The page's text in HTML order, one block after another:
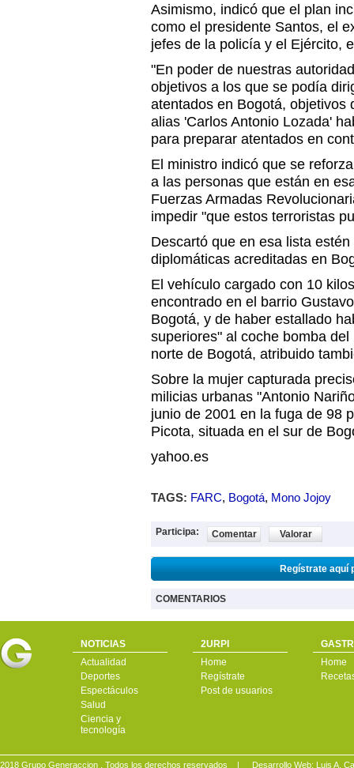
Asimismo, indicó que el plan
como el presidente Santos, el
jefes de la policía y el Ejército,
"En poder de nuestras
objetivos a los que se podía
atentados en Bogotá, objetivos
alias 'Carlos Antonio Lozada'
para preparar atentados en
El ministro indicó que se
a las personas que están en
Fuerzas Armadas
impedir "que estos terroristas
Descartó que en esa lista
diplomáticas acreditadas en
El vehículo cargado con 10
encontrado en el barrio
Bogotá, y de haber estallado
superiores" al coche bomba
norte de Bogotá, atribuido
Sobre la mujer capturada
milicias urbanas "Antonio
junio de 2001 en la fuga de 98
Picota, situada en el sur de
yahoo.es
TAGS: FARC, Bogotá, Mono Jojoy
Participa: Comentar Valorar
Regístrate aquí
COMENTARIOS
NOTICIAS
Actualidad
Deportes
Espectáculos
Salud
Ciencia y
tecnología
2URPI
Home
Regístrate
Post de usuarios
Home
2018 Grupo Generaccion . Todos los derechos reservados | Desarrollo Web: Luis